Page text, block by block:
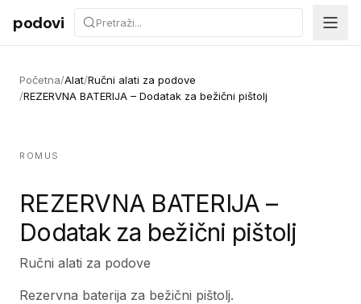
Preskoči na sadržaj
podovi
Početna/Alat/Ručni alati za podove
/REZERVNA BATERIJA – Dodatak za bežični pištolj
ROMUS
REZERVNA BATERIJA –
Dodatak za bežični pištolj
Ručni alati za podove
Rezervna baterija za bežični pištolj.